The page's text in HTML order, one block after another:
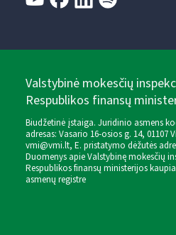
Valstybinė mokesčių
Respublikos finansų
Biudžetinė įstaiga. Juridinio asmens
adresas: Vasario 16-osios g. 14, 01107
vmi@vmi.lt, E. pristatymo dėžutės
Duomenys apie Valstybinę mokesčių
Respublikos finansų ministerijos
asmenų registre